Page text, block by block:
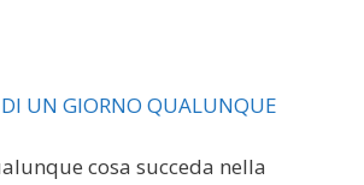
cosa succeda nella